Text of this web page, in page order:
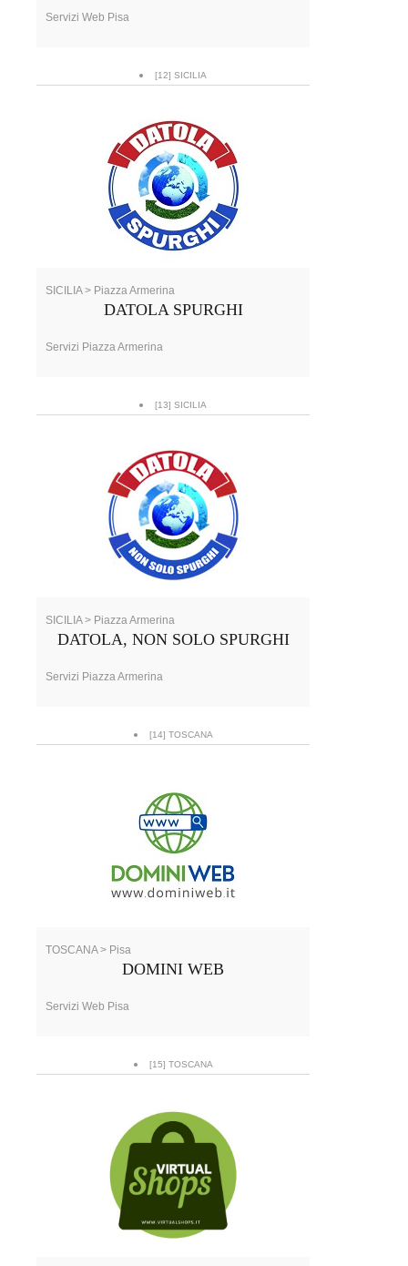
Servizi Web Pisa
[12] SICILIA
SICILIA > Piazza Armerina
DATOLA SPURGHI
Servizi Piazza Armerina
[13] SICILIA
SICILIA > Piazza Armerina
DATOLA, NON SOLO SPURGHI
Servizi Piazza Armerina
[14] TOSCANA
TOSCANA > Pisa
DOMINI WEB
Servizi Web Pisa
[15] TOSCANA